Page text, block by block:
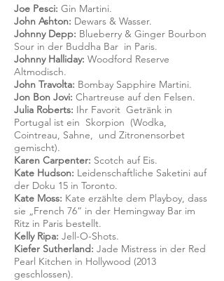
Joe Pesci: Gin Martini.
John Ashton: Dewars & Wasser.
Johnny Depp: Blueberry & Ginger Bourbon
Sour in der Buddha Bar in Paris.
Johnny Halliday: Woodford Reserve
Altmodisch.
John Travolta: Bombay Sapphire Martini.
Jon Bon Jovi: Chartreuse auf den Felsen.
Julia Roberts: Ihr Favorit Getränk in
Portugal ist ein Skorpion (Wodka,
Cointreau, Sahne, und Zitronensorbet
gemischt).
Karen Carpenter: Scotch auf Eis.
Kate Hudson: Leidenschaftliche Saketini auf
der Doku 15 in Toronto.
Kate Moss: Kate erzählte dem Playboy, dass
sie „French 76“ in der Hemingway Bar im
Ritz in Paris bestellt.
Kelly Ripa: Jell-O-Shots.
Kiefer Sutherland: Jade Mistress in der Red
Pearl Kitchen in Hollywood (2013
geschlossen).